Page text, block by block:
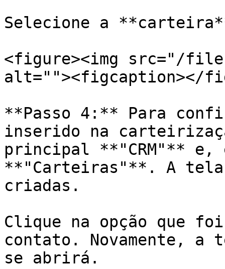
Selecione a
<figure><img src="/files/
alt=""><figcaption></
**Passo 4:** Para
inserido na
principal **"CRM"** e,
**"Carteiras"**. A
criadas.
Clique na opção que
contato. Novamente,
se abrirá.